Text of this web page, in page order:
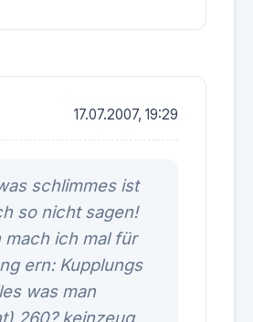
17.07.2007, 19:29
schlimmes ist
so nicht sagen!
mach ich mal für
ern: Kupplungs
was man
260? keinzeug